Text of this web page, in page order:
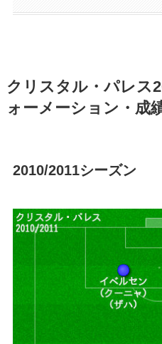
クリスタル・パレス
ォーメーション・成績
2010/2011シーズン